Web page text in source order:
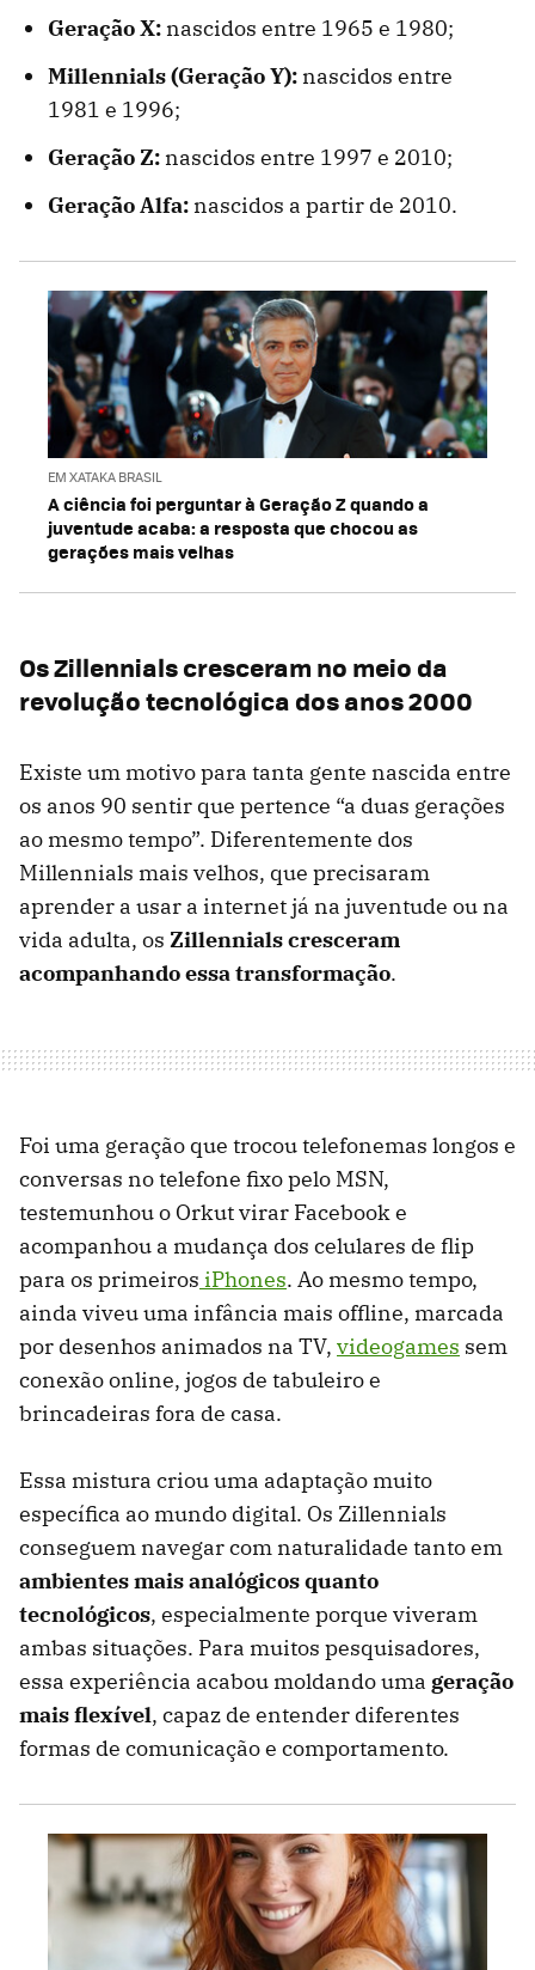
Geração X: nascidos entre 1965 e 1980;
Millennials (Geração Y): nascidos entre
1981 e 1996;
Geração Z: nascidos entre 1997 e 2010;
Geração Alfa: nascidos a partir de 2010.
EM XATAKA BRASIL
A ciência foi perguntar à Geração Z quando a
juventude acaba: a resposta que chocou as
gerações mais velhas
Os Zillennials cresceram no meio da
revolução tecnológica dos anos 2000
Existe um motivo para tanta gente nascida entre
os anos 90 sentir que pertence “a duas gerações
ao mesmo tempo”. Diferentemente dos
Millennials mais velhos, que precisaram
aprender a usar a internet já na juventude ou na
vida adulta, os Zillennials cresceram
acompanhando essa transformação.
Foi uma geração que trocou telefonemas longos e
conversas no telefone fixo pelo MSN,
testemunhou o Orkut virar Facebook e
acompanhou a mudança dos celulares de flip
para os primeiros iPhones. Ao mesmo tempo,
ainda viveu uma infância mais offline, marcada
por desenhos animados na TV, videogames sem
conexão online, jogos de tabuleiro e
brincadeiras fora de casa.
Essa mistura criou uma adaptação muito
específica ao mundo digital. Os Zillennials
conseguem navegar com naturalidade tanto em
ambientes mais analógicos quanto
tecnológicos, especialmente porque viveram
ambas situações. Para muitos pesquisadores,
essa experiência acabou moldando uma geração
mais flexível, capaz de entender diferentes
formas de comunicação e comportamento.